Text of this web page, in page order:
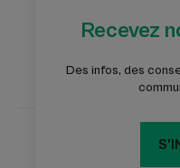
Recevez
Des infos, des
Questions
Les sites